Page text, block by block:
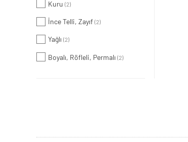
Kuru (2)
İnce Telli, Zayıf (2)
Yağlı (2)
Boyalı, Röfleli, Permalı (2)